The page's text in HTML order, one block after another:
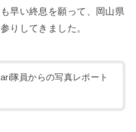
早い終息を願って、岡山県
りしてきました。
隊員からの写真レポート